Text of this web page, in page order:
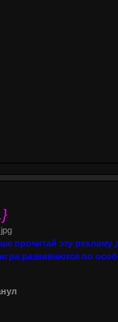
прочитай эту
развиваются по